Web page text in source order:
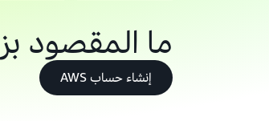
ما المقصود
إنشاء حساب AWS